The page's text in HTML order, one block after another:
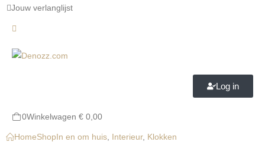
Jouw verlanglijst
Log in
0Winkelwagen €0,00
HomeShopIn en om huis Interieur, Klokken